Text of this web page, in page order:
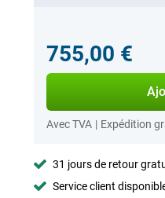
755,00 €
Avec TVA | Expédition
31 jours de retour
Service client